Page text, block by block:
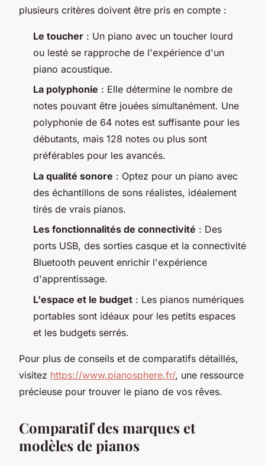
plusieurs critères doivent être pris en compte :
Le toucher : Un piano avec un toucher lourd
ou lesté se rapproche de l'expérience d'un
piano acoustique.
La polyphonie : Elle détermine le nombre de
notes pouvant être jouées simultanément. Une
polyphonie de 64 notes est suffisante pour les
débutants, mais 128 notes ou plus sont
préférables pour les avancés.
La qualité sonore : Optez pour un piano avec
des échantillons de sons réalistes, idéalement
tirés de vrais pianos.
Les fonctionnalités de connectivité : Des
ports USB, des sorties casque et la connectivité
Bluetooth peuvent enrichir l'expérience
d'apprentissage.
L'espace et le budget : Les pianos numériques
portables sont idéaux pour les petits espaces
et les budgets serrés.
Pour plus de conseils et de comparatifs détaillés,
visitez https://www.pianosphere.fr/, une ressource
précieuse pour trouver le piano de vos rêves.
Comparatif des marques et
modèles de pianos